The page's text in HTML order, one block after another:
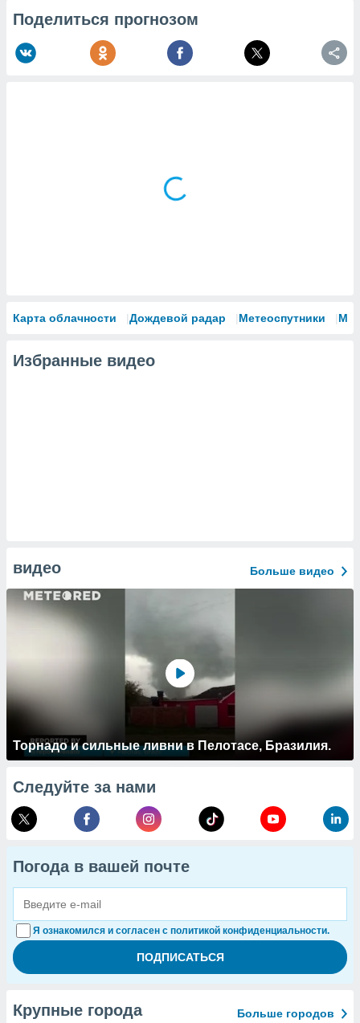
Поделиться прогнозом
Карта облачности Дождевой радар Метеоспутники
Избранные видео
видео Больше видео
Торнадо и сильные ливни в Пелотасе, Бразилия.
Следуйте за нами
Погода в вашей почте
Я ознакомился и согласен с политикой конфиденциальности.
Крупные города Больше городов